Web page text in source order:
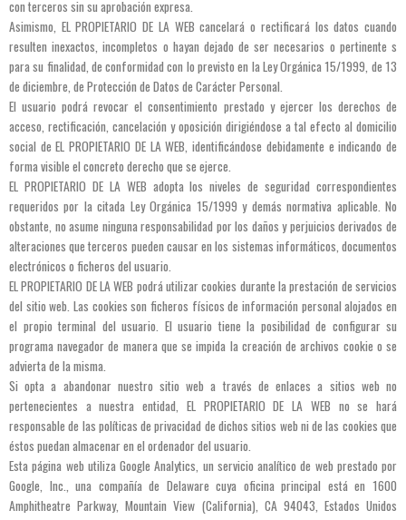
con terceros sin su aprobación expresa.
Asimismo, EL PROPIETARIO DE LA WEB cancelará o rectificará los datos cuando
resulten inexactos, incompletos o hayan dejado de ser necesarios o pertinente s
para su finalidad, de conformidad con lo previsto en la Ley Orgánica 15/1999, de 13
de diciembre, de Protección de Datos de Carácter Personal.
El usuario podrá revocar el consentimiento prestado y ejercer los derechos de
acceso, rectificación, cancelación y oposición dirigiéndose a tal efecto al domicilio
social de EL PROPIETARIO DE LA WEB, identificándose debidamente e indicando de
forma visible el concreto derecho que se ejerce.
EL PROPIETARIO DE LA WEB adopta los niveles de seguridad correspondientes
requeridos por la citada Ley Orgánica 15/1999 y demás normativa aplicable. No
obstante, no asume ninguna responsabilidad por los daños y perjuicios derivados de
alteraciones que terceros pueden causar en los sistemas informáticos, documentos
electrónicos o ficheros del usuario.
EL PROPIETARIO DE LA WEB podrá utilizar cookies durante la prestación de servicios
del sitio web. Las cookies son ficheros físicos de información personal alojados en
el propio terminal del usuario. El usuario tiene la posibilidad de configurar su
programa navegador de manera que se impida la creación de archivos cookie o se
advierta de la misma.
Si opta a abandonar nuestro sitio web a través de enlaces a sitios web no
pertenecientes a nuestra entidad, EL PROPIETARIO DE LA WEB no se hará
responsable de las políticas de privacidad de dichos sitios web ni de las cookies que
éstos puedan almacenar en el ordenador del usuario.
Esta página web utiliza Google Analytics, un servicio analítico de web prestado por
Google, Inc., una compañía de Delaware cuya oficina principal está en 1600
Amphitheatre Parkway, Mountain View (California), CA 94043, Estados Unidos